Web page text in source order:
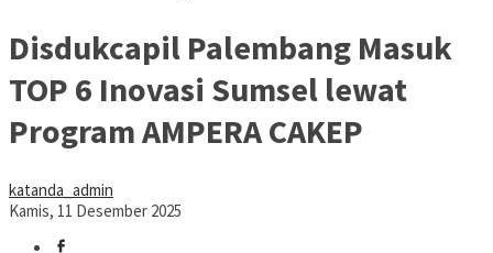
Disdukcapil Palembang Masuk
TOP 6 Inovasi Sumsel lewat
Program AMPERA CAKEP
katanda_admin
Kamis, 11 Desember 2025